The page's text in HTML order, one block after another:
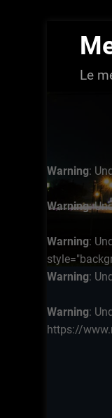
Le
Warning:
Warning:
Warning:
Warning:
Warning:
https://